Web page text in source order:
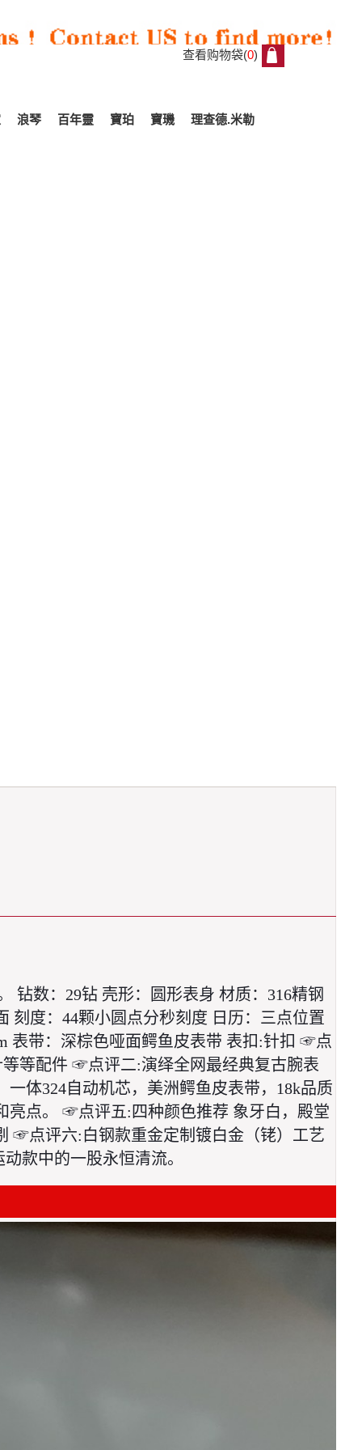
查看购物袋(0)
浪琴 百年靈 寶珀 寶璣 理查德.米勒
钻数：29钻 壳形：圆形表身 材质：316精钢
刻度：44颗小圆点分秒刻度 日历：三点位置
表带：深棕色哑面鳄鱼皮表带 表扣:针扣 ☞点
等配件 ☞点评二:演绎全网最经典复古腕表
体324自动机芯，美洲鳄鱼皮表带，18k品质
亮点。 ☞点评五:四种颜色推荐 象牙白，殿堂
☞点评六:白钢款重金定制镀白金（铑）工艺
款中的一股永恒清流。